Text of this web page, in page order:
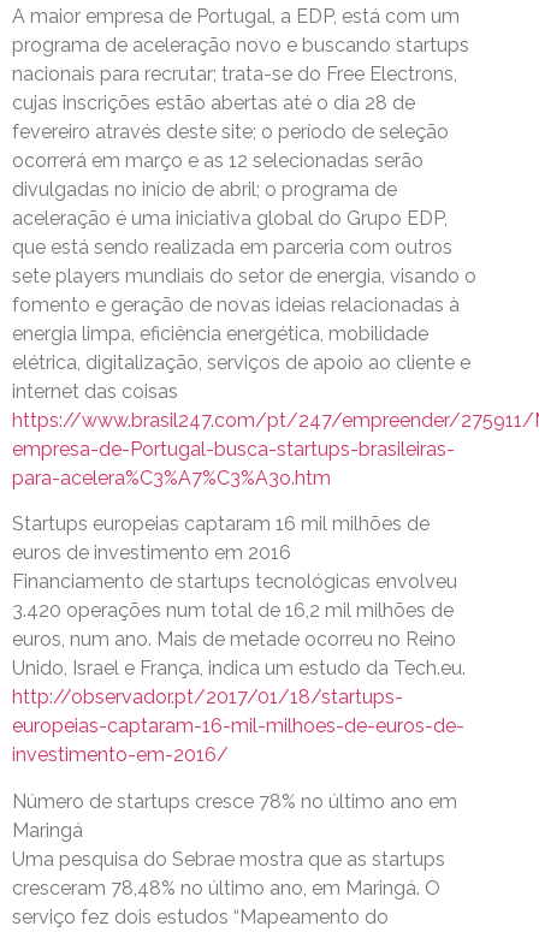
A maior empresa de Portugal, a EDP, está com um
programa de aceleração novo e buscando startups
nacionais para recrutar; trata-se do Free Electrons,
cujas inscrições estão abertas até o dia 28 de
fevereiro através deste site; o período de seleção
ocorrerá em março e as 12 selecionadas serão
divulgadas no início de abril; o programa de
aceleração é uma iniciativa global do Grupo EDP,
que está sendo realizada em parceria com outros
sete players mundiais do setor de energia, visando o
fomento e geração de novas ideias relacionadas à
energia limpa, eficiência energética, mobilidade
elétrica, digitalização, serviços de apoio ao cliente e
internet das coisas
https://www.brasil247.com/pt/247/empreender/275911/
empresa-de-Portugal-busca-startups-brasileiras-
para-acelera%C3%A7%C3%A3o.htm
Startups europeias captaram 16 mil milhões de
euros de investimento em 2016
Financiamento de startups tecnológicas envolveu
3.420 operações num total de 16,2 mil milhões de
euros, num ano. Mais de metade ocorreu no Reino
Unido, Israel e França, indica um estudo da Tech.eu.
http://observador.pt/2017/01/18/startups-
europeias-captaram-16-mil-milhoes-de-euros-de-
investimento-em-2016/
Número de startups cresce 78% no último ano em
Maringá
Uma pesquisa do Sebrae mostra que as startups
cresceram 78,48% no último ano, em Maringá. O
serviço fez dois estudos “Mapeamento do